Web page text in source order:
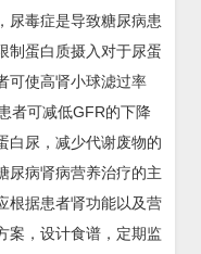
尿毒症是导致糖尿病患
制蛋白质摄入对于尿蛋
可使高肾小球滤过率
者可减低GFR的下降
白尿，减少代谢废物的
尿病肾病营养治疗的主
根据患者肾功能以及营
案，设计食谱，定期监